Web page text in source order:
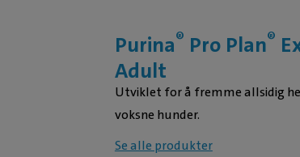
Purina® Pro Plan®
Adult
Utviklet for å fremme allsidig
voksne hunder.
Se alle produkter